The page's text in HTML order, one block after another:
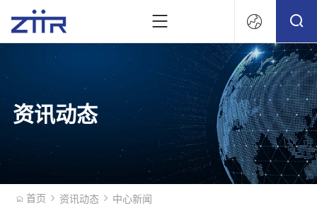
文
资讯动态
首页 资讯动态 中心新闻